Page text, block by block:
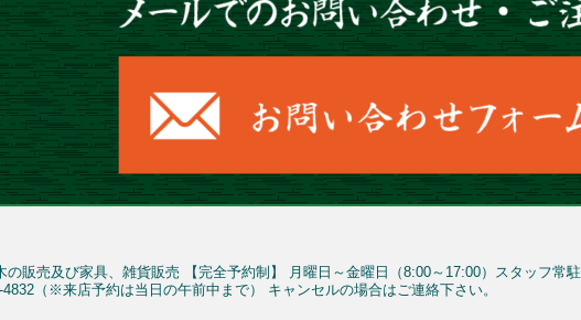
の販売及び家具、雑貨販売 【完全予約制】 月曜日～金曜日（8:00～17:00）スタッフ常駐
4832（※来店予約は当日の午前中まで） キャンセルの場合はご連絡下さい。